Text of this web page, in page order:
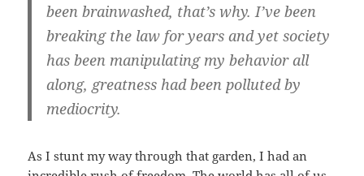
been brainwashed, that’s why. I’ve been
breaking the law for years and yet society
has been manipulating my behavior all
along, greatness had been polluted by
mediocrity.
As I stunt my way through that garden, I had an